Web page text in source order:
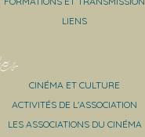
LIENS
CINÉMA ET CULTURE
ACTIVITÉS DE L'ASSOCIATION
LES ASSOCIATIONS DU CINÉMA